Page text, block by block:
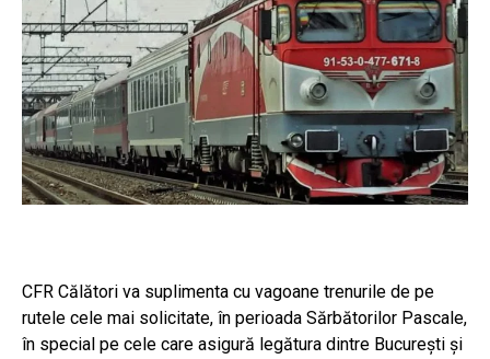
CFR Călători va suplimenta cu vagoane trenurile de pe
rutele cele mai solicitate, în perioada Sărbătorilor Pascale,
în special pe cele care asigură legătura dintre București și